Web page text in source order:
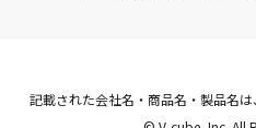
記載された会社名・商品名・製品名は